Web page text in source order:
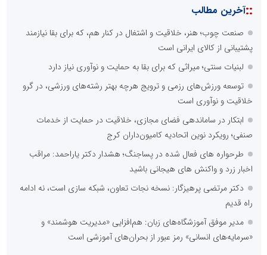
::آخرین مطالب
صنعت چوب؛ هنر، خلاقیت و اشتغال در کنار هم، که برای بقا نیازمند
پشتیبانی از کالای ایرانی است
لبنیات سنتی؛ میراثی که برای بقا به حمایت و نوآوری نیاز دارد
توسعه ورزش‌های رزمی و ترویج هرچه بهتر رشته‌های ورزشی، در گرو
خلاقیت و نوآوری است
ابتکار در ساماندهی فضای مجازی، خلاقیت در حمایت از خدمات
صنفی؛ رویکرد نوین اتحادیه کامیون‌داران کرج
طرحواره های فعال شده در پساجنگ؛ هشدار دکتر یاراحمد: مراقب
اخبار زرد و واکنش های هیجانی باشید
دکتر مرتضی پرهیزگار: نسخه نجات تعاون، شبکه سازی است، نه ادامه
راه قدیم
مدیر موفق آموزشگاه‌های زبان: هم‌افزایی «مدیریت هوشمند» و
«سرمایه‌های انسانی» رمز عبور از بحران‌های آموزشی است